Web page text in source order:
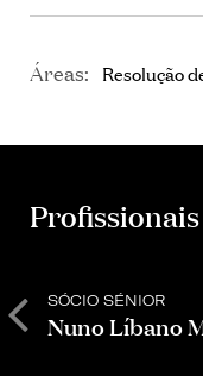
Áreas: Resolução
SÓCIO SÉNIOR
Nuno Líbano